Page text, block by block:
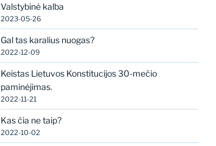
Valstybinė kalba
2023-05-26
Gal tas karalius nuogas?
2022-12-09
Keistas Lietuvos Konstitucijos 30-mečio
paminėjimas.
2022-11-21
Kas čia ne taip?
2022-10-02